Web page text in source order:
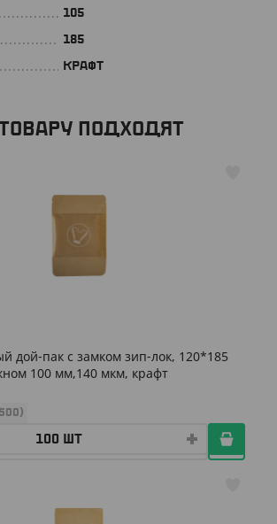
105
185
КРАФТ
ПОДХОДЯТ
дой-пак с замком зип-лок, 120*185
100 мм,140 мкм, крафт